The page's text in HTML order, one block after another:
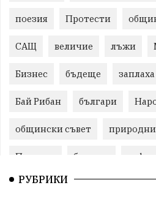
поезия Протести
САЩ величие лъжи
Бизнес бъдеще заплаха
Бай Рибан българи
общински съвет природни
Пловдив бюджет
гражданска позиция
РУБРИКИ